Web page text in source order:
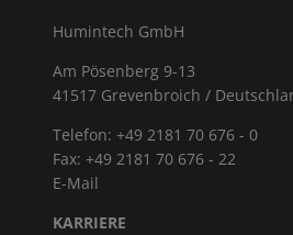
Humintech GmbH
Am Pösenberg 9-13
41517 Grevenbroich /
Telefon: +49 2181 70 676 - 0
Fax: +49 2181 70 676 - 22
E-Mail
KARRIERE